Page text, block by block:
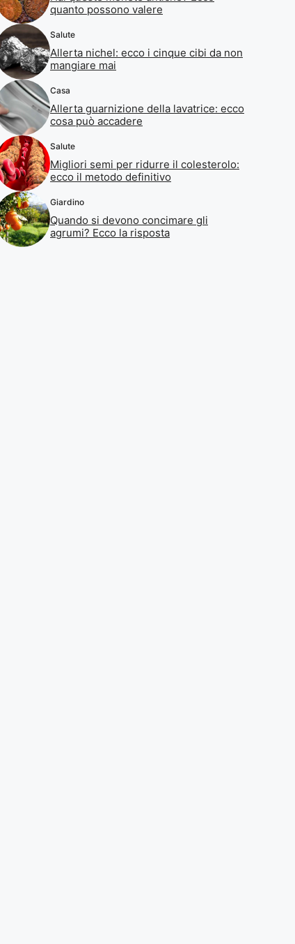
quanto possono valere
Salute
Allerta nichel: ecco i cinque cibi da non
mangiare mai
Casa
Allerta guarnizione della lavatrice: ecco
cosa può accadere
Salute
Migliori semi per ridurre il colesterolo:
ecco il metodo definitivo
Giardino
Quando si devono concimare gli
agrumi? Ecco la risposta